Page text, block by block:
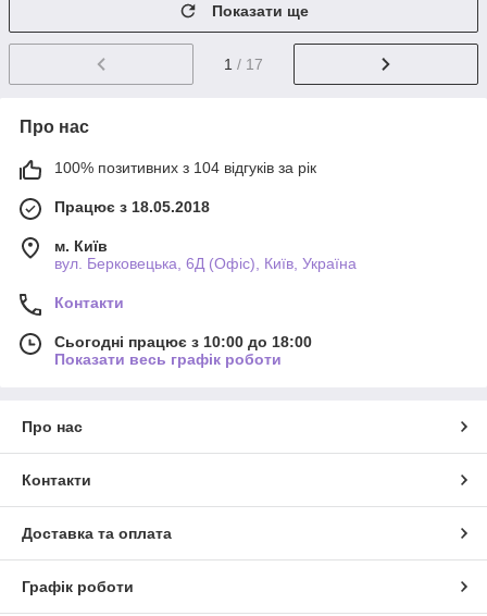
Показати ще
1 / 17
Про нас
100% позитивних з 104 відгуків за рік
Працює з 18.05.2018
м. Київ
вул. Берковецька, 6Д (Офіс), Київ, Україна
Контакти
Сьогодні працює з 10:00 до 18:00
Показати весь графік роботи
Про нас
Контакти
Доставка та оплата
Графік роботи